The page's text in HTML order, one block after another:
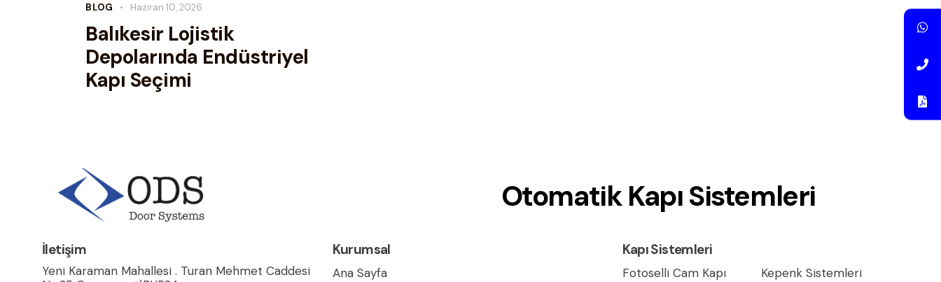
BLOG Haziran 10, 2026
Balıkesir Lojistik
Depolarında Endüstriyel
Kapı Seçimi
Otomatik Kapı Sistemleri
İletişim
Yeni Karaman Mahallesi . Turan Mehmet Caddesi
Kurumsal
Ana Sayfa
Kapı Sistemleri
Fotoselli Cam Kapı Kepenk Sistemleri